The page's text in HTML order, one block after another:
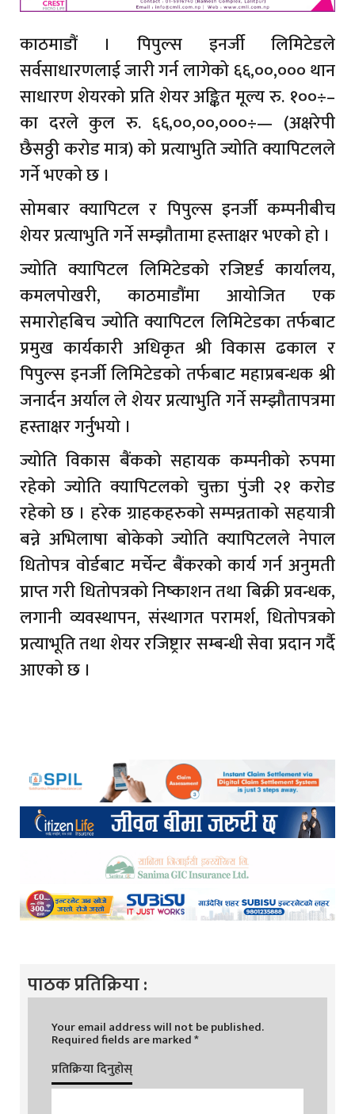
काठमाडौं । पिपुल्स इनर्जी लिमिटेडले
सर्वसाधारणलाई जारी गर्न लागेको ६६,००,००० थान
साधारण शेयरको प्रति शेयर अङ्कित मूल्य रु. १००÷–
का दरले कुल रु. ६६,००,००,०००÷— (अक्षरेपी
छैसठ्ठी करोड मात्र) को प्रत्याभुति ज्योति क्यापिटलले
गर्ने भएको छ ।
सोमबार क्यापिटल र पिपुल्स इनर्जी कम्पनीबीच
शेयर प्रत्याभुति गर्ने सम्झौतामा हस्ताक्षर भएको हो ।
ज्योति क्यापिटल लिमिटेडको रजिष्टर्ड कार्यालय,
कमलपोखरी, काठमाडौंमा आयोजित एक
समारोहबिच ज्योति क्यापिटल लिमिटेडका तर्फबाट
प्रमुख कार्यकारी अधिकृत श्री विकास ढकाल र
पिपुल्स इनर्जी लिमिटेडको तर्फबाट महाप्रबन्धक श्री
जनार्दन अर्याल ले शेयर प्रत्याभुति गर्ने सम्झौतापत्रमा
हस्ताक्षर गर्नुभयो ।
ज्योति विकास बैंकको सहायक कम्पनीको रुपमा
रहेको ज्योति क्यापिटलको चुक्ता पुंजी २१ करोड
रहेको छ । हरेक ग्राहकहरुको सम्पन्नताको सहयात्री
बन्ने अभिलाषा बोकेको ज्योति क्यापिटलले नेपाल
धितोपत्र वोर्डबाट मर्चेन्ट बैंकरको कार्य गर्न अनुमती
प्राप्त गरी धितोपत्रको निष्काशन तथा बिक्री प्रवन्धक,
लगानी व्यवस्थापन, संस्थागत परामर्श, धितोपत्रको
प्रत्याभूति तथा शेयर रजिष्ट्रार सम्बन्धी सेवा प्रदान गर्दै
आएको छ ।
पाठक प्रतिक्रिया :
Your email address will not be published.
Required fields are marked*
प्रतिक्रिया दिनुहोस्